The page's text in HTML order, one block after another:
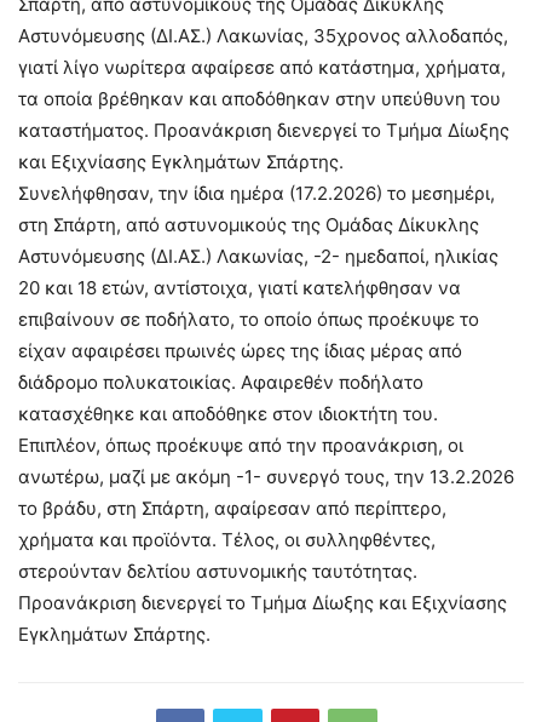
Αστυνόμευσης (ΔΙ.ΑΣ.) Λακωνίας, 35χρονος αλλοδαπός,
γιατί λίγο νωρίτερα αφαίρεσε από κατάστημα, χρήματα,
τα οποία βρέθηκαν και αποδόθηκαν στην υπεύθυνη του
καταστήματος. Προανάκριση διενεργεί το Τμήμα Δίωξης
και Εξιχνίασης Εγκλημάτων Σπάρτης.
Συνελήφθησαν, την ίδια ημέρα (17.2.2026) το μεσημέρι,
στη Σπάρτη, από αστυνομικούς της Ομάδας Δίκυκλης
Αστυνόμευσης (ΔΙ.ΑΣ.) Λακωνίας, -2- ημεδαποί, ηλικίας
20 και 18 ετών, αντίστοιχα, γιατί κατελήφθησαν να
επιβαίνουν σε ποδήλατο, το οποίο όπως προέκυψε το
είχαν αφαιρέσει πρωινές ώρες της ίδιας μέρας από
διάδρομο πολυκατοικίας. Αφαιρεθέν ποδήλατο
κατασχέθηκε και αποδόθηκε στον ιδιοκτήτη του.
Επιπλέον, όπως προέκυψε από την προανάκριση, οι
ανωτέρω, μαζί με ακόμη -1- συνεργό τους, την 13.2.2026
το βράδυ, στη Σπάρτη, αφαίρεσαν από περίπτερο,
χρήματα και προϊόντα. Τέλος, οι συλληφθέντες,
στερούνταν δελτίου αστυνομικής ταυτότητας.
Προανάκριση διενεργεί το Τμήμα Δίωξης και Εξιχνίασης
Εγκλημάτων Σπάρτης.